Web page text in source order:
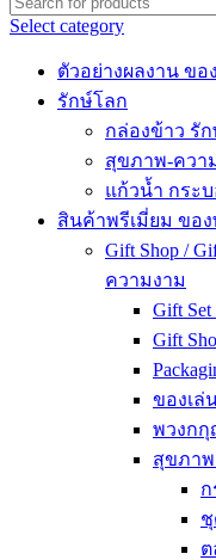
Select category
ตัวอย่างผลงาน ขอ
รักษ์โลก
กล่องข้าว รั
สุขภาพ-ควา
แก้วน้ำ กระ
สินค้าพรีเมี่ยม ของ
Gift Shop /
ความงาม
Gift
Gift
ของเล่
พวงกกุ
สุขภาพ
ก
ชุ
ต